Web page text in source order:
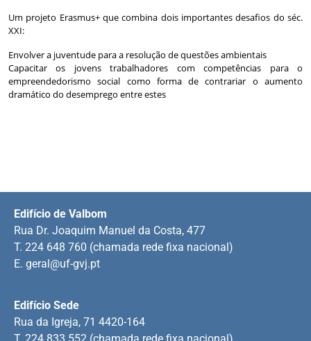
Um projeto Erasmus+ que combina dois importantes desafios do séc.
XXI:
Envolver a juventude para a resolução de questões ambientais
Capacitar os jovens trabalhadores com competências para o
empreendedorismo social como forma de contrariar o aumento
dramático do desemprego entre estes
Edifício Sede
Rua da Igreja, 71 4420-164
T. 224 833 552 (chamada rede fixa nacional)
Edifício de Valbom
Rua Dr. Joaquim Manuel da Costa, 477
T. 224 648 760 (chamada rede fixa nacional)
E. geral@uf-gvj.pt